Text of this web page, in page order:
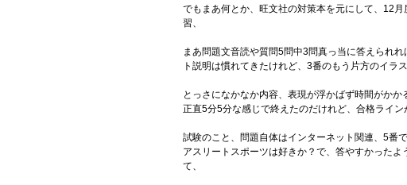
でもまあ何とか、旺文社の対策本を元にして、12
習、
まあ問題文音読や質問5問中3問真っ当に答えられ
ト説明は慣れてきたけれど、3番のもう片方のイラ
とっさになかなか内容、表現が浮かばず時間がか
正直5分5分な感じで終えたのだけれど、合格ライン
試験のこと、問題自体はインターネット関連、5番
アスリートスポーツは好きか？で、答やすかった
て、